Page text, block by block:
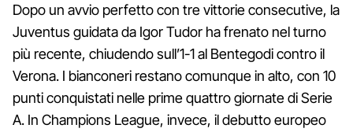
Dopo un avvio perfetto con tre vittorie consecutive, la
Juventus guidata da Igor Tudor ha frenato nel turno
più recente, chiudendo sull’1-1 al Bentegodi contro il
Verona. I bianconeri restano comunque in alto, con 10
punti conquistati nelle prime quattro giornate di Serie
A. In Champions League, invece, il debutto europeo